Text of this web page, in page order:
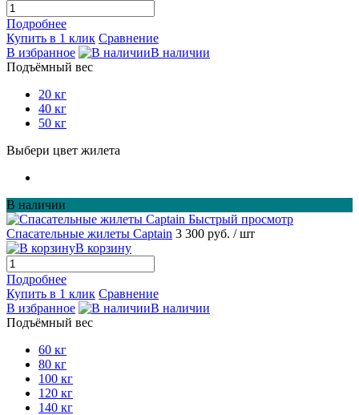
Подробнее
Купить в 1 клик Сравнение
В избранное
В наличии
Подъёмный вес
20 кг
40 кг
50 кг
Выбери цвет жилета
В наличии
Быстрый просмотр
Спасательные жилеты Captain 3 300 руб. / шт
В корзину
Подробнее
Купить в 1 клик Сравнение
В избранное
В наличии
Подъёмный вес
60 кг
80 кг
100 кг
120 кг
140 кг